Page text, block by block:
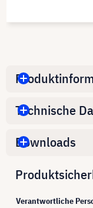
Technische
Downloads
Verantwortliche